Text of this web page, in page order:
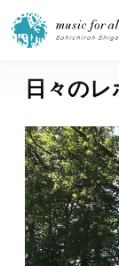
ホーム
ニュース
テーマ
ライブ
日々のレ